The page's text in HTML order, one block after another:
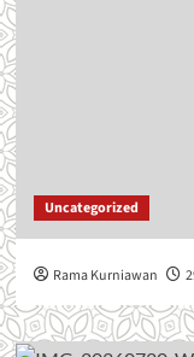
Uncategorized
Rama Kurniawan